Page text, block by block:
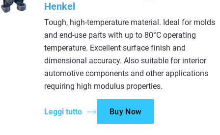
Henkel
Tough, high-temperature material. Ideal for molds
and end-use parts with up to 80°C operating
temperature. Excellent surface finish and
dimensional accuracy. Also suitable for interior
automotive components and other applications
requiring high modulus properties.
Leggi tutto Buy Now